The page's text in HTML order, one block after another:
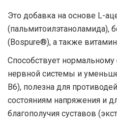
Это добавка на основе L-
(пальмитоилэтаноламида),
(Bospure®), а также
Способствует
нервной системы и
B6), полезна для
состояниям напряжения и
благополучия суставов